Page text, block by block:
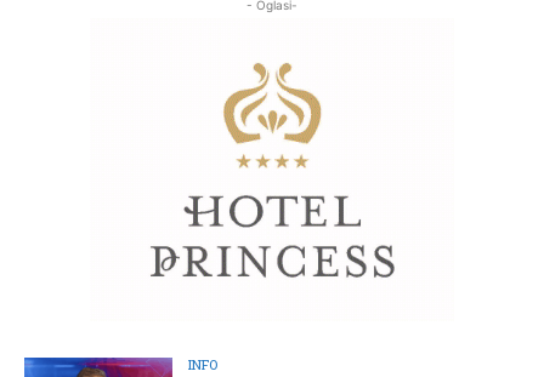
- Oglasi-
INFO